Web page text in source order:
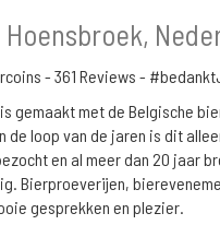
Hoensbroek,
- 361 Reviews -
gemaakt met de Belgische
loop van de jaren is dit
en al meer dan 20 jaar
Bierproeverijen,
gesprekken en plezier.